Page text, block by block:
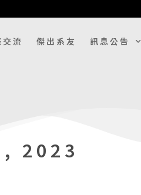
流 傑出系友 訊息公告
, 2023